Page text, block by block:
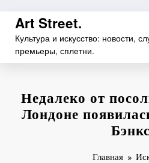
Перейти
содержимому
Art Street.
Культура и искусство: новости,
премьеры, сплетни.
Недалеко от
Лондоне
Главная